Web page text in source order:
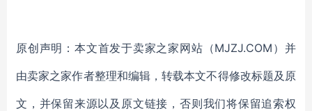
原创声明：本文首发于卖家之家网站（MJZJ.COM）并
由卖家之家作者整理和编辑，转载本文不得修改标题及原
文，并保留来源以及原文链接，否则我们将保留追索权